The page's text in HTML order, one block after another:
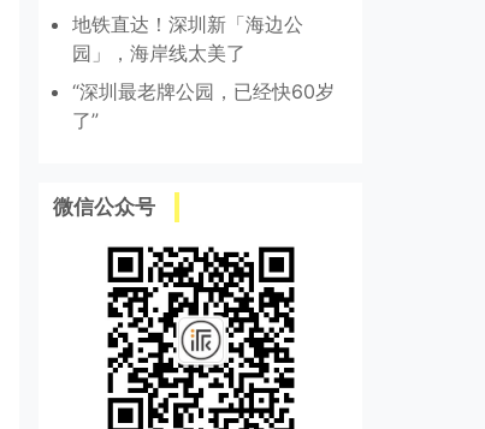
地铁直达！深圳新「海边公
园」，海岸线太美了
“深圳最老牌公园，已经快60岁
了”
微信公众号